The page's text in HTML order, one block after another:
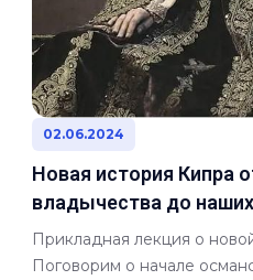
02.06.2024
Новая история Кипра
владычества до
Прикладная лекция о
Поговорим о начале